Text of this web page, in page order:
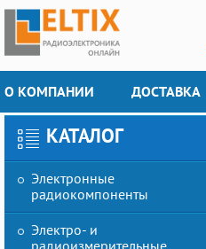
О КОМПАНИИ ДОСТАВКА
КАТАЛОГ
Электронные
радиокомпоненты
Электро- и